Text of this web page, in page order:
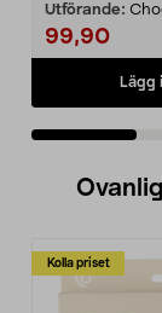
Utförande:
99,90
Lägg
Kolla priset